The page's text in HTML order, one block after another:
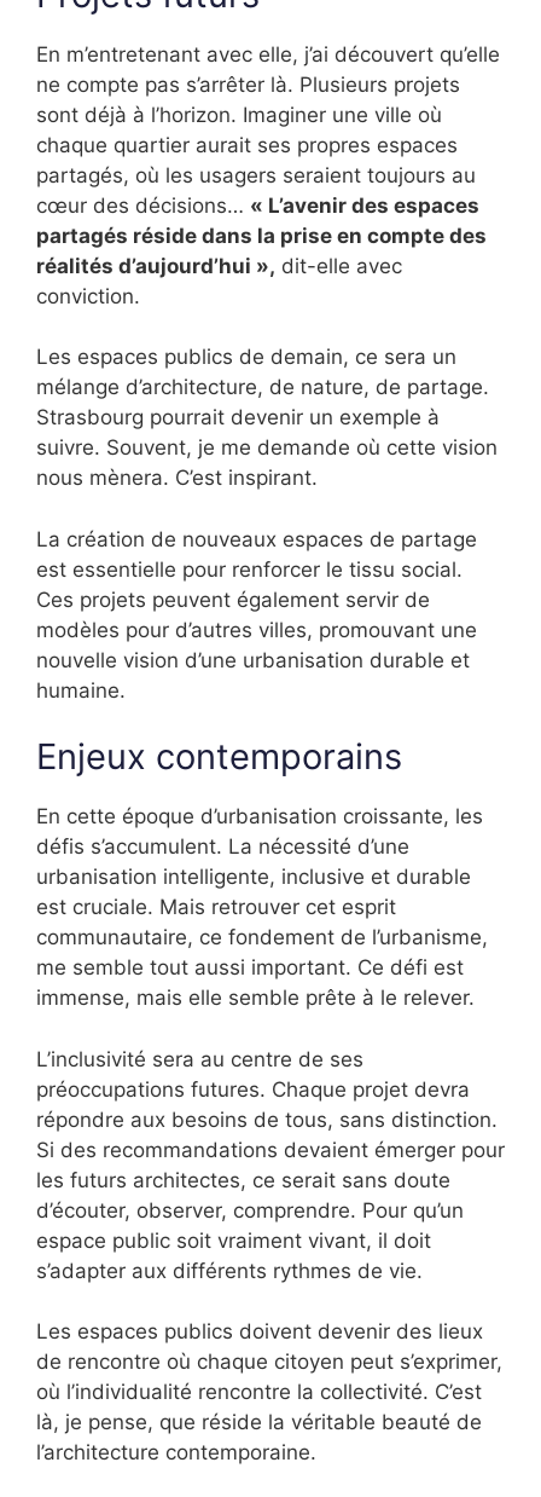
En m’entretenant avec elle, j’ai découvert qu’elle
ne compte pas s’arrêter là. Plusieurs projets
sont déjà à l’horizon. Imaginer une ville où
chaque quartier aurait ses propres espaces
partagés, où les usagers seraient toujours au
cœur des décisions… « L’avenir des espaces
partagés réside dans la prise en compte des
réalités d’aujourd’hui », dit-elle avec
conviction.
Les espaces publics de demain, ce sera un
mélange d’architecture, de nature, de partage.
Strasbourg pourrait devenir un exemple à
suivre. Souvent, je me demande où cette vision
nous mènera. C’est inspirant.
La création de nouveaux espaces de partage
est essentielle pour renforcer le tissu social.
Ces projets peuvent également servir de
modèles pour d’autres villes, promouvant une
nouvelle vision d’une urbanisation durable et
humaine.
Enjeux contemporains
En cette époque d’urbanisation croissante, les
défis s’accumulent. La nécessité d’une
urbanisation intelligente, inclusive et durable
est cruciale. Mais retrouver cet esprit
communautaire, ce fondement de l’urbanisme,
me semble tout aussi important. Ce défi est
immense, mais elle semble prête à le relever.
L’inclusivité sera au centre de ses
préoccupations futures. Chaque projet devra
répondre aux besoins de tous, sans distinction.
Si des recommandations devaient émerger pour
les futurs architectes, ce serait sans doute
d’écouter, observer, comprendre. Pour qu’un
espace public soit vraiment vivant, il doit
s’adapter aux différents rythmes de vie.
Les espaces publics doivent devenir des lieux
de rencontre où chaque citoyen peut s’exprimer,
où l’individualité rencontre la collectivité. C’est
là, je pense, que réside la véritable beauté de
l’architecture contemporaine.